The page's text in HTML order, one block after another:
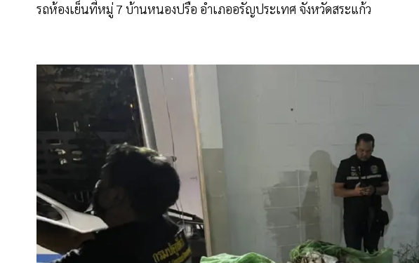
รถห้องเย็นที่หมู่ 7 บ้านหนองปรือ อำเภออรัญประเทศ จังหวัดสระแก้ว